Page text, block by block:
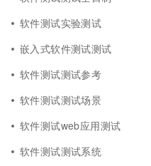
软件测试实验测试
嵌入式软件测试测试
软件测试测试参考
软件测试测试场景
软件测试web应用测试
软件测试测试系统